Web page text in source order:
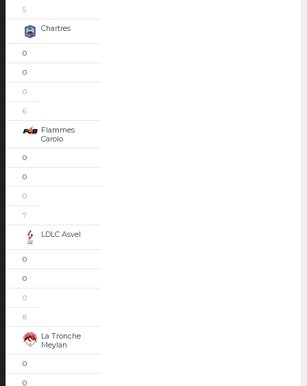
5
Chartres
0
0
0
6
Flammes
Carolo
0
0
0
7
LDLC Asvel
0
0
0
8
La Tronche
Meylan
0
0